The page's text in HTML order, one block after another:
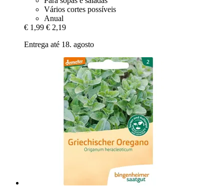
Vários cortes possíveis
Anual
€ 1,99 € 2,19
Entrega até 18. agosto